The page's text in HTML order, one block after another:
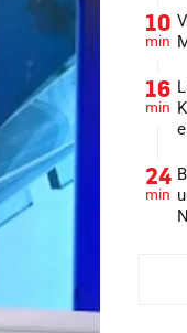
10
min
16
min
24
min